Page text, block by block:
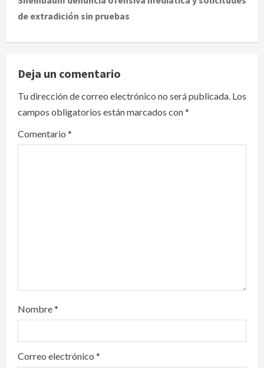
n
a
v
i
g
a
de extradición sin pruebas
Deja un comentario
Tu dirección de correo electrónico no será publicada. Los
campos obligatorios están marcados con*
Comentario *
Nombre*
Correo electrónico *